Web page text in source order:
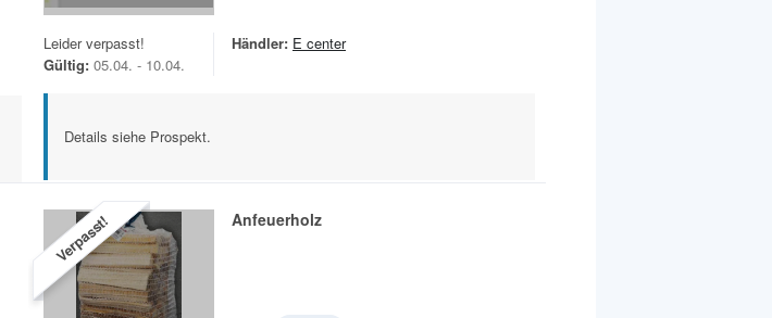
Leider verpasst!
Gültig: 05.04. - 10.04.
Händler: E center
Details siehe Prospekt.
Verpasst! Anfeuerholz